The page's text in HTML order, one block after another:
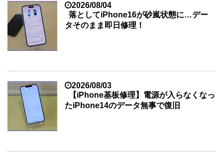
2026/08/04
落としてiPhone16が砂嵐状態に…デー
タそのまま即日修理！
2026/08/03
【iPhone基板修理】電源が入らなくなっ
たiPhone14のデータ無事で復旧